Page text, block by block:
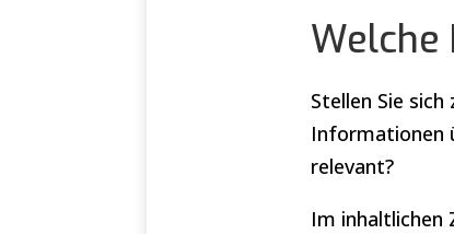
Welche
Stellen Sie
Informationen
relevant?
Im inhaltlichen